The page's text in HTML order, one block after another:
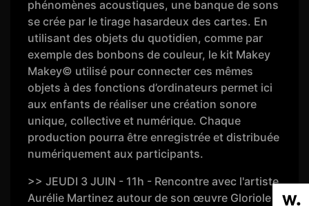
phénomènes acoustiques, une banque de sons
se crée par le tirage hasardeux des cartes. En
utilisant des objets du quotidien, comme par
exemple des bonbons de couleur, le kit Makey
Makey© utilisé pour connecter ces mêmes
objets à des fonctions d’ordinateurs permet ici
aux enfants de réaliser une création sonore
unique, collective et numérique. Chaque
production pourra être enregistrée et distribuée
numériquement aux participants.
>> JEUDI 3 JUIN - 11h - Rencontre avec l'artiste
Aurélie Martinez autour de son œuvre Gloriole -